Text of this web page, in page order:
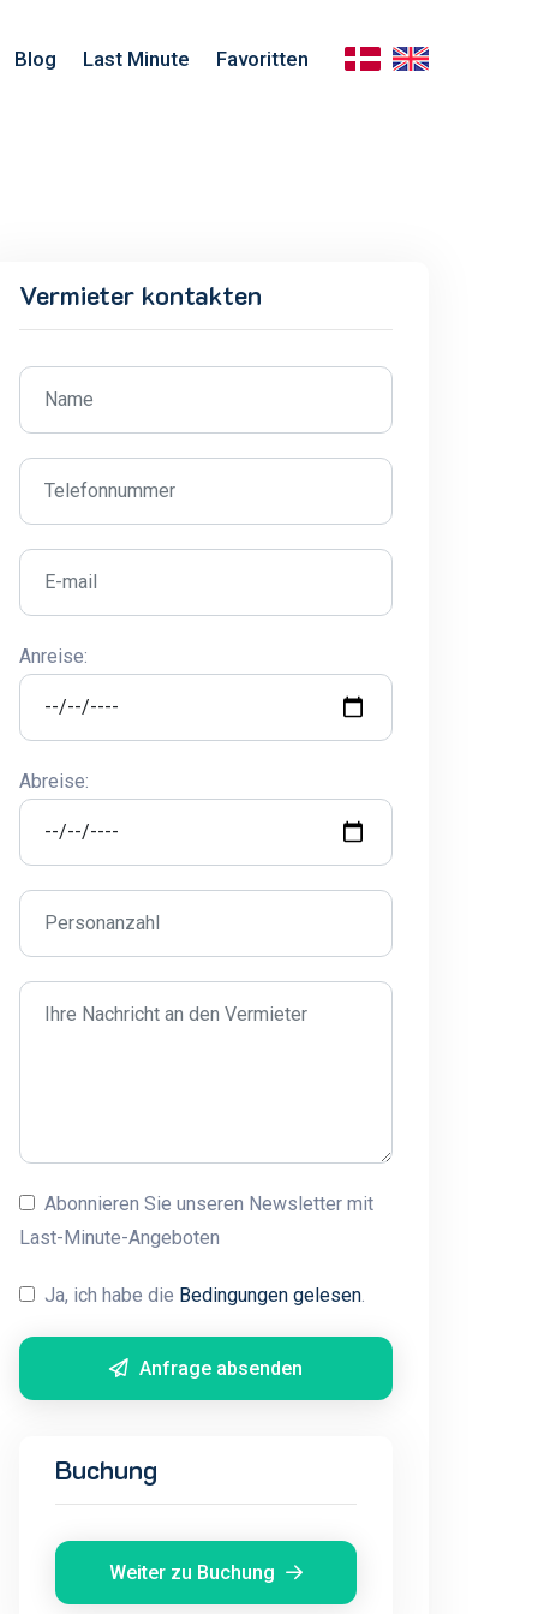
Blog Last Minute Favoritten
Vermieter kontakten
Anreise:
Abreise:
Abonnieren Sie unseren Newsletter mit
Last-Minute-Angeboten
Ja, ich habe die Bedingungen gelesen.
Anfrage absenden
Buchung
Weiter zu Buchung